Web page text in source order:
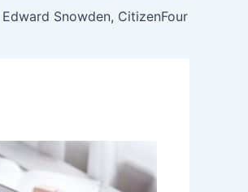
Edward Snowden, CitizenFour